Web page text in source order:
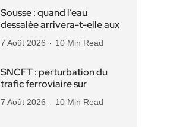
Sousse : quand l’eau
dessalée arrivera-t-elle aux
7 Août 2026 10 Min Read
SNCFT : perturbation du
trafic ferroviaire sur
7 Août 2026 10 Min Read